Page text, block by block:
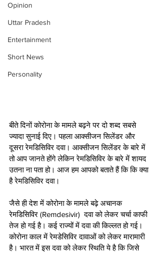
Opinion
Uttar Pradesh
Entertainment
Short News
Personality
बीते दिनों कोरोना के मामले बढ़ने पर दो शब्द सबसे
ज्यादा सुनाई दिए। पहला आक्सीजन सिलेंडर और
दूसरा रेमडिसिविर दवा। आक्सीजन सिलेंडर के बारे में
तो आप जानते होंगे लेकिन रेमडिसिविर के बारे में शायद
उतना ना पता हो। आज हम आपको बताते हैं कि कि क्या
है रेमडिसिविर दवा।
जैसे ही देश में कोरोना के मामले बढ़े अचानक
रेमडिसिविर (Remdesivir)  दवा को लेकर चर्चा काफी
तेज हो गई है। कई राज्यों में दवा की किल्लत हो गई।
कोरोना काल में रेमडेसिविर दावाओं को लेकर मारामारी
है। भारत में इस दवा को लेकर स्थिति ये है कि जिसे